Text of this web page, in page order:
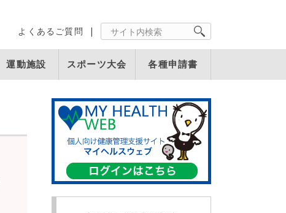
よくあるご質問
運動施設 スポーツ大会 各種申請書